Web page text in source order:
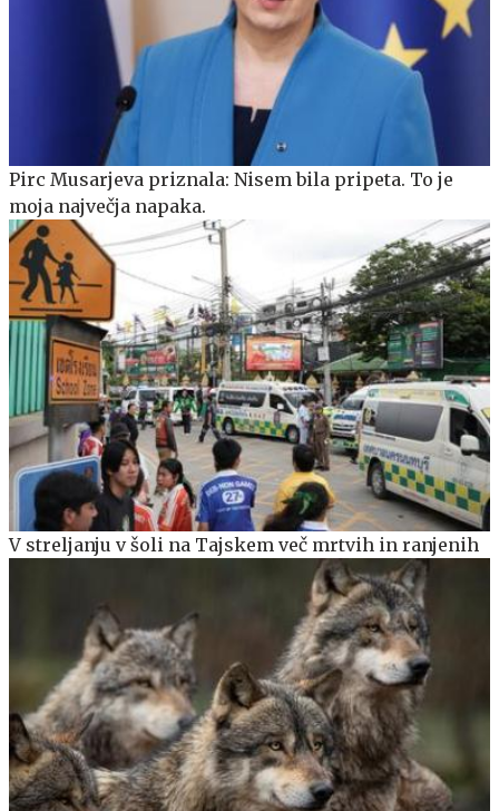
Pirc Musarjeva priznala: Nisem bila pripeta. To je
moja največja napaka.
V streljanju v šoli na Tajskem več mrtvih in ranjenih